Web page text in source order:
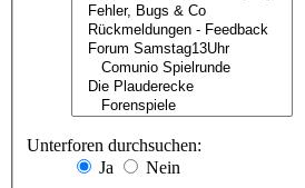
Unterforen durchsuchen:
Ja
Nein